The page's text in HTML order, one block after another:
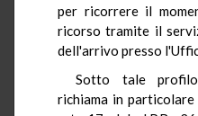
per ricorrere il
ricorso tramite il
dell'arrivo presso
Sotto tale
richiama in